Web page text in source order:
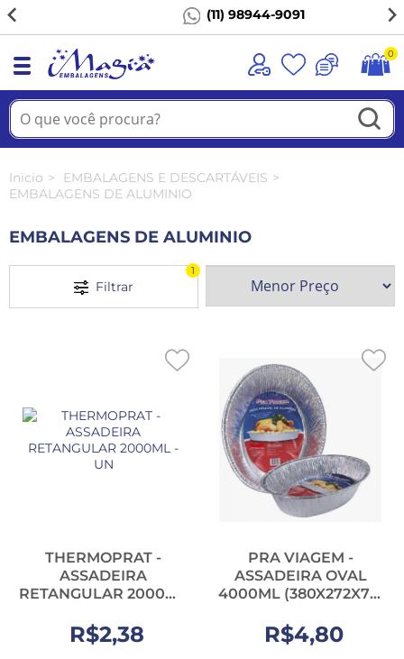
(11) 98944-9091
0
Inicio
EMBALAGENS E DESCARTÁVEIS
EMBALAGENS DE ALUMINIO
EMBALAGENS DE ALUMINIO
Filtrar
1
THERMOPRAT -
ASSADEIRA
RETANGULAR 2000ML
R$2,38
PRA VIAGEM -
ASSADEIRA OVAL
4000ML (380X272X72)
R$4,80